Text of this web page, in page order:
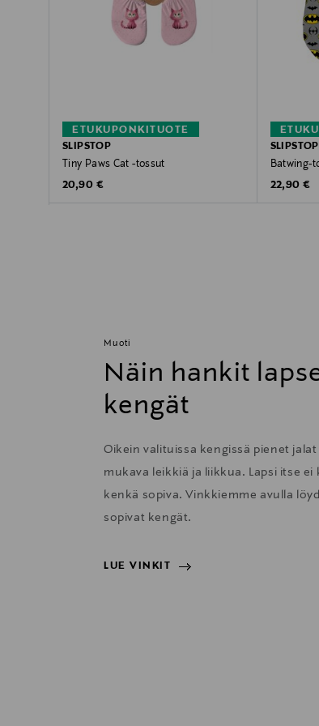
ETUKUPONKITUOTE
SLIPSTOP
Tiny Paws Cat -tossut
Original Price
20,90 €
SLIPSTOP
Batwing-
Original
22,90 €
Muoti
Näin hankit
kengät
Oikein valituissa kengissä pienet
mukava leikkiä ja liikkua. Lapsi itse
kenkä sopiva. Vinkkiemme avulla
sopivat kengät.
LUE VINKIT